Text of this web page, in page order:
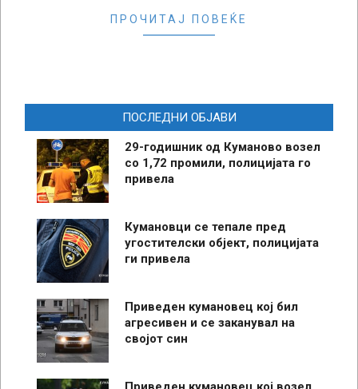
ПРОЧИТАЈ ПОВЕЌЕ
ПОСЛЕДНИ ОБЈАВИ
29-годишник од Куманово возел
со 1,72 промили, полицијата го
привела
Кумановци се тепале пред
угостителски објект, полицијата
ги привела
Приведен кумановец кој бил
агресивен и се заканувал на
својот син